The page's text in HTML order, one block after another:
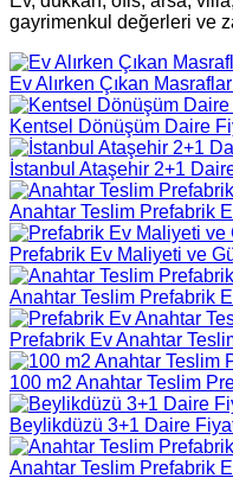
gayrimenkul değerleri ve
Ev Alırken Çıkan
Kentsel Dönüşüm Daire
İstanbul Ataşehir 2+1
Anahtar Teslim Prefabrik
Prefabrik Ev Maliyeti ve
Anahtar Teslim Prefabrik
Prefabrik Ev Anahtar
100 m2 Anahtar Teslim
Beylikdüzü 3+1 Daire
Anahtar Teslim Prefabrik